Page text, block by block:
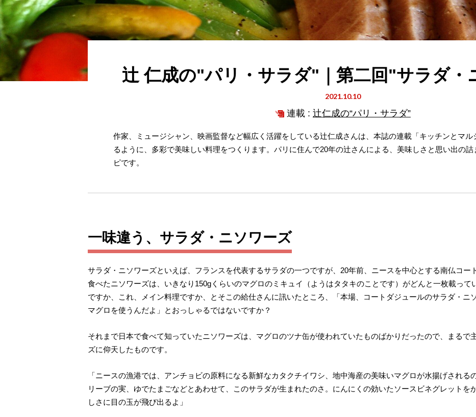
辻 仁成の"パリ・サラダ"｜第二回"サラダ・
2021.10.10
連載 : 辻仁成の“パリ・サラダ”
作家、ミュージシャン、映画監督など幅広く活躍をしている辻仁成さんは、本誌の連載「キッチンとマ
るように、多彩で美味しい料理をつくります。パリに住んで20年の辻さんによる、美味しさと思い出の詰
ピです。
一味違う、サラダ・ニソワーズ
サラダ・ニソワーズといえば、フランスを代表するサラダの一つですが、20年前、ニースを中心とする南仏コー
食べたニソワーズは、いきなり150gくらいのマグロのミキュイ（ようはタタキのことです）がどんと一枚載って
ですか、これ、メイン料理ですか、とそこの給仕さんに訊いたところ、「本場、コートダジュールのサラダ・ニ
マグロを使うんだよ」とおっしゃるではないですか？
それまで日本で食べて知っていたニソワーズは、マグロのツナ缶が使われていたものばかりだったので、まるで
ズに仰天したものです。
「ニースの漁港では、 アンチョビの原料になる新鮮なカタクチイワシ、 地中海産の美味いマグロが水揚げされる
リーブの実、ゆでたまごなどとあわせて、このサラダが生まれたのさ。にんにくの効いたソースビネグレットを
しさに目の玉が飛び出るよ」